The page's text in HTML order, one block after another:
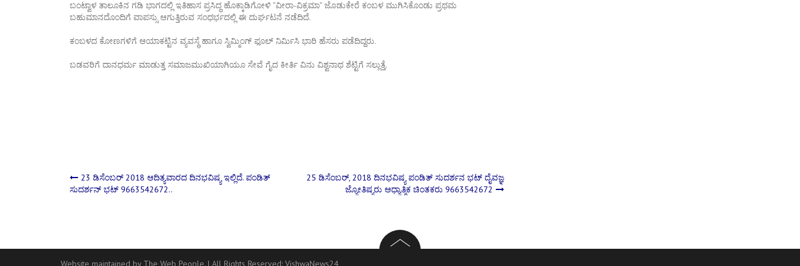
ಬಂಟ್ವಾಳ ತಾಲೂಕಿನ ಗಡಿ ಭಾಗದಲ್ಲಿ ಇತಿಹಾಸ ಪ್ರಸಿದ್ಧ ಹೊಕ್ಕಾಡಿಗೋಳಿ “ವೀರಾ-ವಿಕ್ರಮಾ” ಜೊಡುಕೇರೆ ಕಂಬಳ ಮುಗಿಸಿಕೊಂಡು ಪ್ರಥಮ‌
ಬಹುಮಾನದೊಂದಿಗೆ ವಾಪಸ್ಸು ಆಗುತ್ತಿರುವ ಸಂಧರ್ಭದಲ್ಲಿ ಈ‌ ದುರ್ಘಟನೆ ನಡೆದಿದೆ.
ಕಂಬಳದ ಕೋಣಗಳಿಗೆ ಆಯಾಕಟ್ಟಿನ ವ್ಯವಸ್ಥೆ ಹಾಗೂ ಸ್ವಿಮ್ಮಿಂಗ್ ಫೂಲ್ ನಿರ್ಮಿಸಿ ಭಾರಿ ಹೆಸರು ಪಡೆದಿದ್ದರು.
ಬಡವರಿಗೆ ದಾನಧರ್ಮ ಮಾಡುತ್ತ ಸಮಾಜಮುಖಿಯಾಗಿಯೂ ಸೇವೆ ಗೈದ ಕೀರ್ತಿ ವಿನು ವಿಶ್ವನಾಥ ಶೆಟ್ಟಿಗೆ ಸಲ್ಲುತ್ತೆ.
Post
23 ಡಿಸೆಂಬರ್ 2018 ಆದಿತ್ಯವಾರದ ದಿನ‌ಭವಿಷ್ಯ ಇಲ್ಲಿದೆ. ಪಂಡಿತ್
ಸುದರ್ಶನ್ ಭಟ್ 9663542672..
25 ಡಿಸೆಂಬರ್, 2018 ದಿನ‌ಭವಿಷ್ಯ ಪಂಡಿತ್ ಸುದರ್ಶನ ಭಟ್ ದೈವಜ್ಞ
ಜ್ಯೋತಿಷ್ಯರು ಆಧ್ಯಾತ್ಮಿಕ ಚಿಂತಕರು 9663542672
Website maintained by The Web People. | All Rights Reserved: VishwaNews24